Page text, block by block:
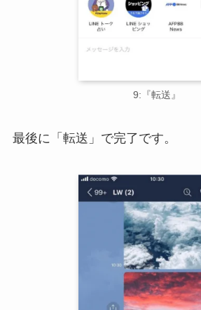
9:『転送』
最後に「転送」で完了です。